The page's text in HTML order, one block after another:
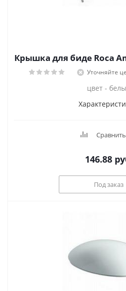
Крышка для биде Roca
Уточняйте
цвет -
Сравнить
146.88
Под заказ